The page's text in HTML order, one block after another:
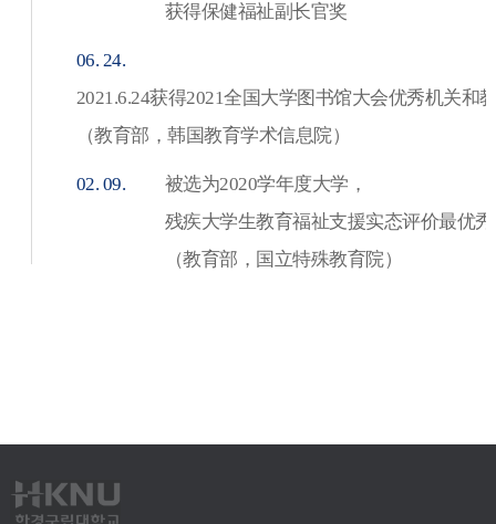
获得保健福祉副长官奖
06. 24.
2021.6.24获得2021全国大学图书馆大会优秀机关和
（教育部，韩国教育学术信息院）
02. 09.
被选为2020学年度大学，
残疾大学生教育福祉支援实态评价最优
（教育部，国立特殊教育院）